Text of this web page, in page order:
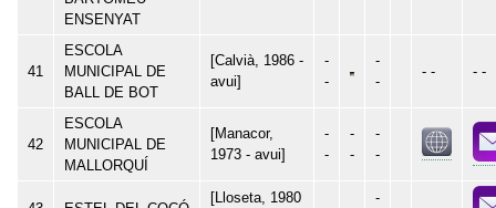
ENSENYAT
41
ESCOLA
MUNICIPAL DE
BALL DE BOT
[Calvià, 1986 -
avui]
-
-
-
-
- - - -
42
ESCOLA
MUNICIPAL DE
MALLORQUÍ
[Manacor,
1973 - avui]
-
-
-
-
-
-
[Lloseta, 1980
-